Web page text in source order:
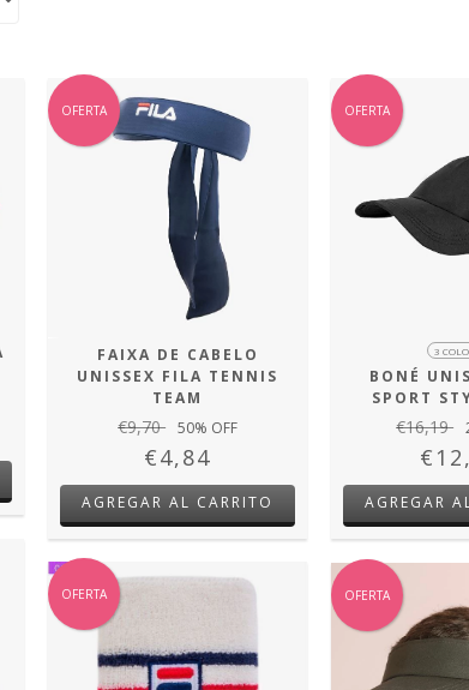
OFERTA
FAIXA DE CABELO
UNISSEX FILA TENNIS
TEAM
€9,70 50% OFF
€4,84
AGREGAR AL CARRITO
OFERTA
3
BONÉ
SPORT
€16,19
AGREGAR
OFERTA OFERTA